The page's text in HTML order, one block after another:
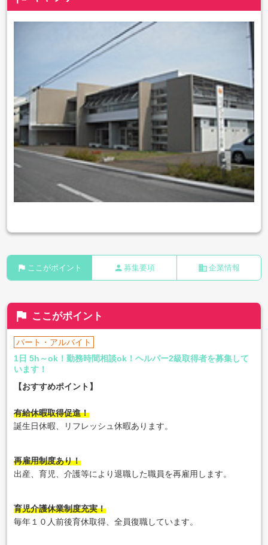
flag ここがポイント person 募集要項 business 企業情報
flag ここがポイント
パート・アルバイト
1日 5h～ok！勤務時間相談ok！ヘルパー2級取得者を募集して
います！
【おすすめポイント】
有給休暇取得促進！
誕生日休暇、リフレッシュ休暇あります。
再雇用制度あり！
出産、育児、介護等により退職した職員を再雇用します。
育児介護休業制度充実！
毎年１０人前後育休取得、全員復職しています。